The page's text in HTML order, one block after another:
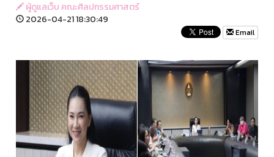
ผู้ดูแลเว็บ คณะศิลปกรรมศาสตร์
2026-04-21 18:30:49
Email